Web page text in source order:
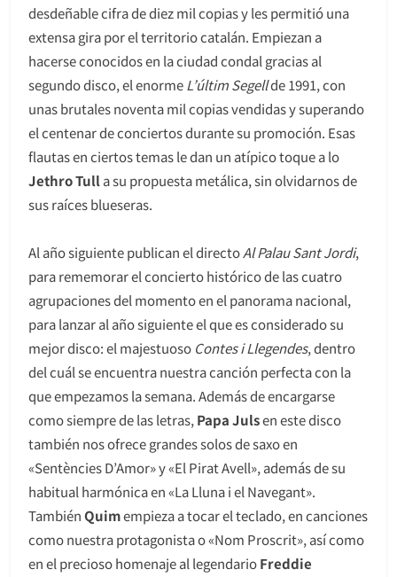
desdeñable cifra de diez mil copias y les permitió una
extensa gira por el territorio catalán. Empiezan a
hacerse conocidos en la ciudad condal gracias al
segundo disco, el enormeL’últim Segellde 1991, con
unas brutales noventa mil copias vendidas y superando
el centenar de conciertos durante su promoción. Esas
flautas en ciertos temas le dan un atípico toque a lo
Jethro Tulla su propuesta metálica, sin olvidarnos de
sus raíces blueseras.
Al año siguiente publican el directoAl Palau Sant Jordi,
para rememorar el concierto histórico de las cuatro
agrupaciones del momento en el panorama nacional,
para lanzar al año siguiente el que es considerado su
mejor disco: el majestuoso Contes i Llegendes, dentro
del cuál se encuentra nuestra canción perfecta con la
que empezamos la semana. Además de encargarse
como siempre de las letras,Papa Julsen este disco
también nos ofrece grandes solos de saxo en
«Sentències D’Amor» y «El Pirat Avell», además de su
habitual harmónica en «La Lluna i el Navegant».
TambiénQuimempieza a tocar el teclado, en canciones
como nuestra protagonista o «Nom Proscrit», así como
en el precioso homenaje al legendarioFreddie